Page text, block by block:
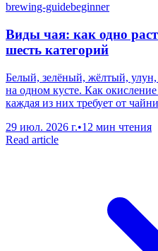
brewing-guidebeginner
Виды чая: как одно
шесть категорий
Белый, зелёный, жёлтый,
на одном кусте. Как
каждая из них требует от
29 июл. 2026 г.•12 мин чтения
Read article